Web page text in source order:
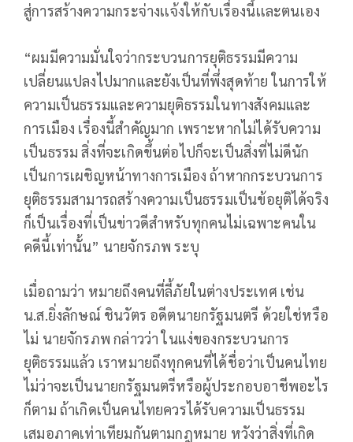
สู่การสร้างความกระจ่างเเจ้งให้กับเรื่องนี้เเละตนเอง
“ผมมีความมั่นใจว่ากระบวนการยุติธรรมมีความ
เปลี่ยนแปลงไปมากและยังเป็นที่พึ่งสุดท้าย ในการให้
ความเป็นธรรมและความยุติธรรมในทางสังคมและ
การเมือง เรื่องนี้สำคัญมาก เพราะหากไม่ได้รับความ
เป็นธรรม สิ่งที่จะเกิดขึ้นต่อไปก็จะเป็นสิ่งที่ไม่ดีนัก
เป็นการเผชิญหน้าทางการเมือง ถ้าหากกระบวนการ
ยุติธรรมสามารถสร้างความเป็นธรรมเป็นข้อยุติได้จริง
ก็เป็นเรื่องที่เป็นข่าวดีสำหรับทุกคนไม่เฉพาะคนใน
คดีนี้เท่านั้น” นายจักรภพ ระบุ
เมื่อถามว่า หมายถึงคนที่ลี้ภัยในต่างประเทศ เช่น
น.ส.ยิ่งลักษณ์ ชินวัตร อดีตนายกรัฐมนตรี ด้วยใช่หรือ
ไม่ นายจักรภพ กล่าวว่า ในแง่ของกระบวนการ
ยุติธรรมแล้ว เราหมายถึงทุกคนที่ได้ชื่อว่าเป็นคนไทย
ไม่ว่าจะเป็นนายกรัฐมนตรีหรือผู้ประกอบอาชีพอะไร
ก็ตาม ถ้าเกิดเป็นคนไทยควรได้รับความเป็นธรรม
เสมอภาคเท่าเทียมกันตามกฎหมาย หวังว่าสิ่งที่เกิด